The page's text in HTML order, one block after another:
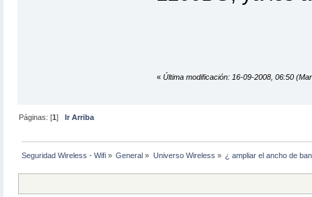
« Última modificación: 16-09-2008, 06:50
Páginas: [1] Ir Arriba
Seguridad Wireless - Wifi » General » Universo Wireless » ¿ ampliar el ancho de